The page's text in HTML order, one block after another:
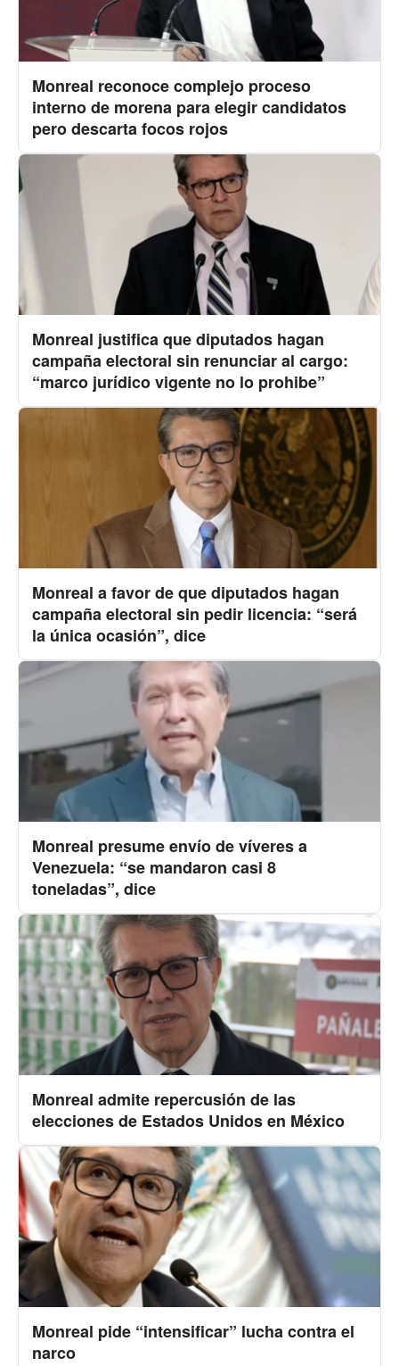
Monreal reconoce complejo proceso
interno de morena para elegir candidatos
pero descarta focos rojos
Monreal justifica que diputados hagan
campaña electoral sin renunciar al cargo:
“marco jurídico vigente no lo prohibe”
Monreal a favor de que diputados hagan
campaña electoral sin pedir licencia: “será
la única ocasión”, dice
Monreal presume envío de víveres a
Venezuela: “se mandaron casi 8
toneladas”, dice
Monreal admite repercusión de las
elecciones de Estados Unidos en México
Monreal pide “intensificar” lucha contra el
narco